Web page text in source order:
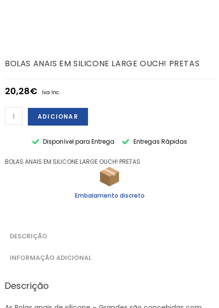
BOLAS ANAIS EM SILICONE LARGE OUCH! PRETAS
20,28€ Iva Inc.
ADICIONAR
Disponível para Entrega Entregas Rápidas
BOLAS ANAIS EM SILICONE LARGE OUCH! PRETAS
Embalamento discreto
DESCRIÇÃO
INFORMAÇÃO ADICIONAL
Descrição